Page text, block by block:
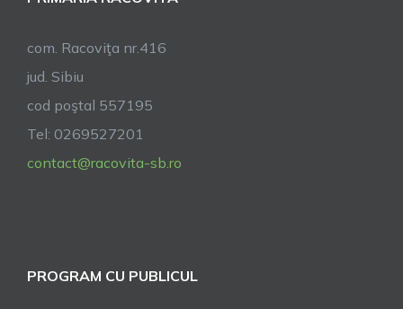
com. Racoviţa nr.416
jud. Sibiu
cod poştal 557195
Tel: 0269527201
contact@racovita-sb.ro
PROGRAM CU PUBLICUL